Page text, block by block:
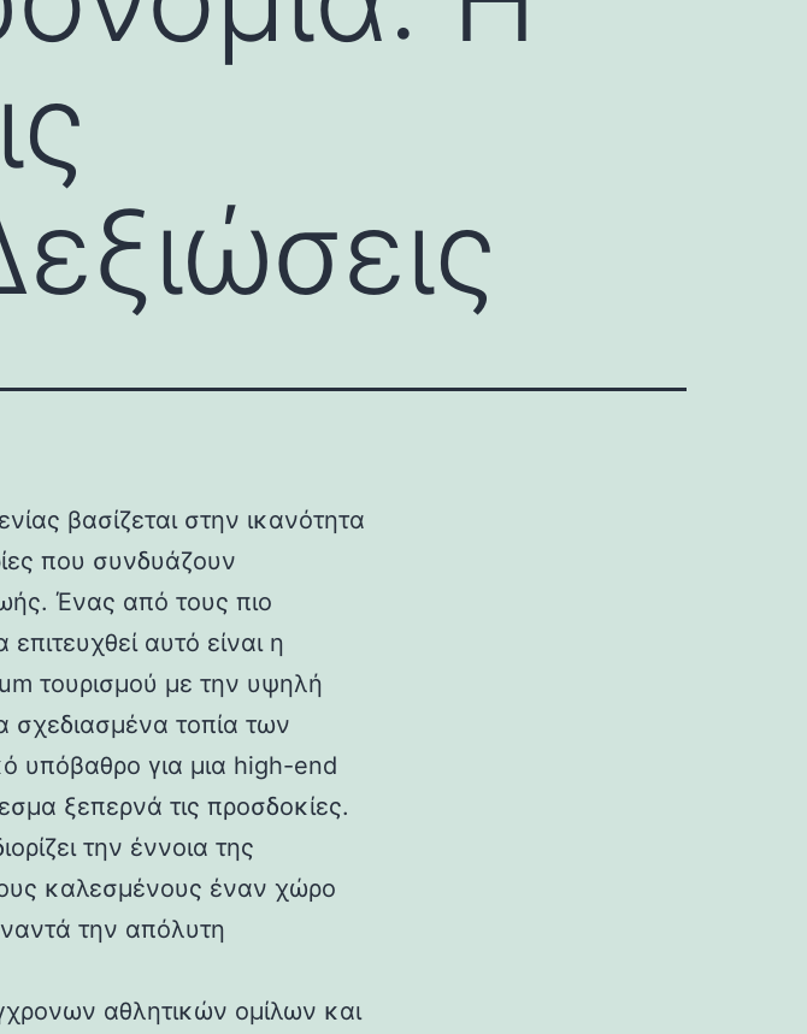
βασίζεται στην ικανότητα
που συνδυάζουν
Ένας από τους πιο
αυτό είναι η
τουρισμού με την υψηλή
σχεδιασμένα τοπία των
υπόβαθρο για μια high-end
ξεπερνά τις προσδοκίες.
την έννοια της
καλεσμένους έναν χώρο
την απόλυτη
αθλητικών ομίλων και